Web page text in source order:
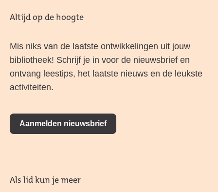
Altijd op de hoogte
Mis niks van de laatste ontwikkelingen uit jouw
bibliotheek! Schrijf je in voor de nieuwsbrief en
ontvang leestips, het laatste nieuws en de leukste
activiteiten.
Aanmelden nieuwsbrief
Als lid kun je meer